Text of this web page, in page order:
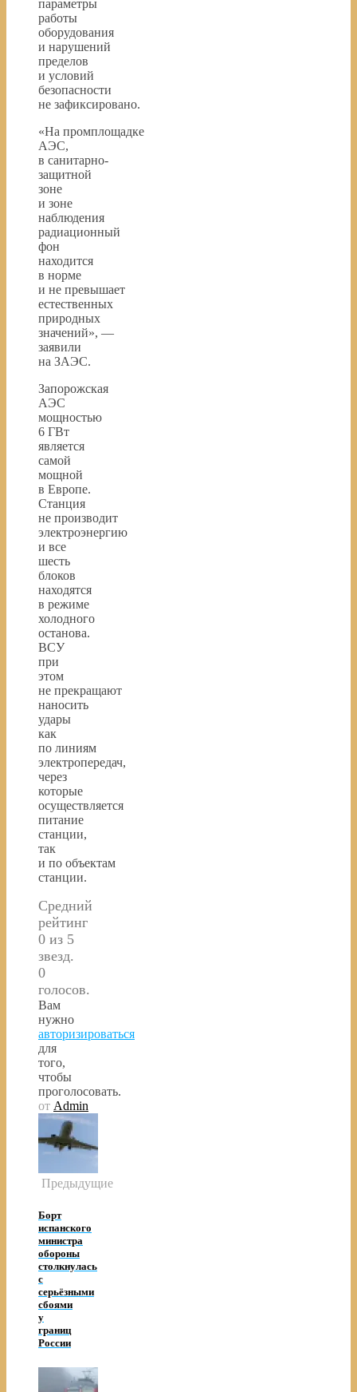
параметры
работы
оборудования
и нарушений
пределов
и условий
безопасности
не зафиксировано.
«На промплощадке
АЭС,
в санитарно-
защитной
зоне
и зоне
наблюдения
радиационный
фон
находится
в норме
и не превышает
естественных
природных
значений», —
заявили
на ЗАЭС.
Запорожская
АЭС
мощностью
6 ГВт
является
самой
мощной
в Европе.
Станция
не производит
электроэнергию
и все
шесть
блоков
находятся
в режиме
холодного
останова.
ВСУ
при
этом
не прекращают
наносить
удары
как
по линиям
электропередач,
через
которые
осуществляется
питание
станции,
так
и по объектам
станции.
Средний
рейтинг
0 из 5
звезд.
0
голосов.
Вам
нужно
авторизироваться
для
того,
чтобы
проголосовать.
от Admin
Предыдущие
Борт
испанского
министра
обороны
столкнулась
с
серьёзными
сбоями
у
границ
России